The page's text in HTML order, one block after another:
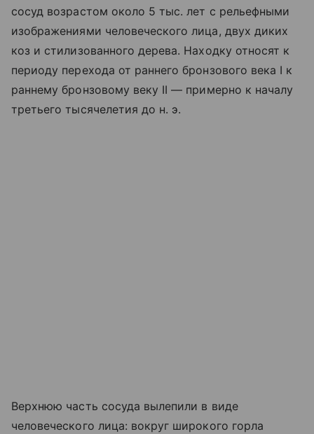
сосуд возрастом около 5 тыс. лет с рельефными
изображениями человеческого лица, двух диких
коз и стилизованного дерева. Находку относят к
периоду перехода от раннего бронзового века I к
раннему бронзовому веку II — примерно к началу
третьего тысячелетия до н. э.
Верхнюю часть сосуда вылепили в виде
человеческого лица: вокруг широкого горла